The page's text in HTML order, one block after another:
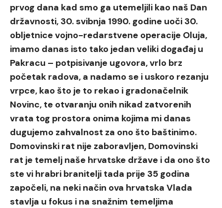
prvog dana kad smo ga utemeljili kao naš Dan
državnosti, 30. svibnja 1990. godine uoči 30.
obljetnice vojno-redarstvene operacije Oluja,
imamo danas isto tako jedan veliki događaj u
Pakracu – potpisivanje ugovora, vrlo brz
početak radova, a nadamo se i uskoro rezanju
vrpce, kao što je to rekao i gradonačelnik
Novinc, te otvaranju onih nikad zatvorenih
vrata tog prostora onima kojima mi danas
dugujemo zahvalnost za ono što baštinimo.
Domovinski rat nije zaboravljen, Domovinski
rat je temelj naše hrvatske države i da ono što
ste vi hrabri branitelji tada prije 35 godina
započeli, na neki način ova hrvatska Vlada
stavlja u fokus i na snažnim temeljima